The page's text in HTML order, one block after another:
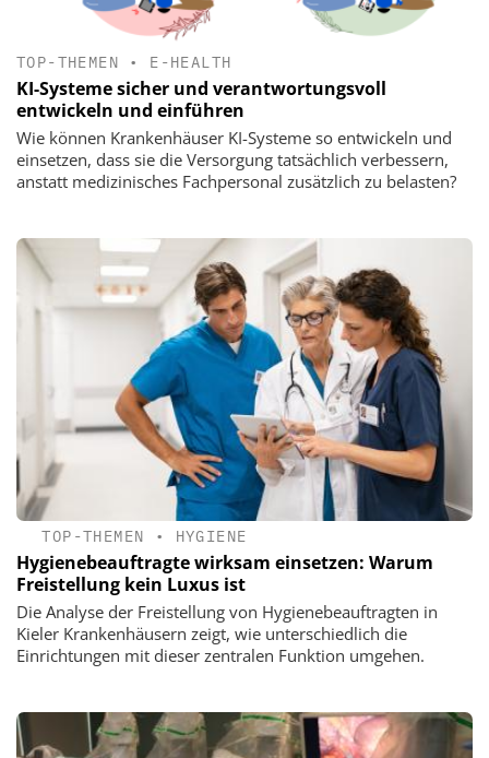
TOP-THEMEN • E-HEALTH
KI-Systeme sicher und verantwortungsvoll
entwickeln und einführen
Wie können Krankenhäuser KI-Systeme so entwickeln und
einsetzen, dass sie die Versorgung tatsächlich verbessern,
anstatt medizinisches Fachpersonal zusätzlich zu belasten?
TOP-THEMEN • HYGIENE
Hygienebeauftragte wirksam einsetzen: Warum
Freistellung kein Luxus ist
Die Analyse der Freistellung von Hygienebeauftragten in
Kieler Krankenhäusern zeigt, wie unterschiedlich die
Einrichtungen mit dieser zentralen Funktion umgehen.